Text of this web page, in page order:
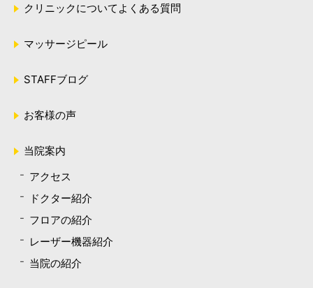
クリニックについてよくある質問
マッサージピール
STAFFブログ
お客様の声
当院案内
アクセス
ドクター紹介
フロアの紹介
レーザー機器紹介
当院の紹介